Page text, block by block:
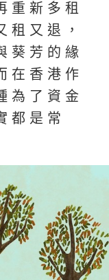
重新多租
租又退，
葵芳的緣
在香港作
為了資金
都是常